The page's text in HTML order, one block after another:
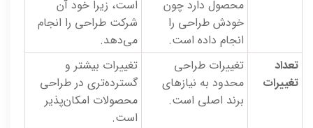
محصول دارد چون
خودش طراحی را
انجام داده است.
است، زیرا خود آن
شرکت طراحی را انجام
می‌دهد.
تعداد
تغییرات
تغییرات طراحی
محدود به نیازهای
برند اصلی است.
تغییرات بیشتر و
گسترده‌تری در طراحی
محصولات امکان‌پذیر
است.